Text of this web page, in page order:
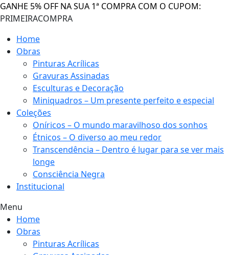
GANHE 5% OFF NA SUA 1ª COMPRA COM O CUPOM:
PRIMEIRACOMPRA
Home
Obras
Pinturas Acrílicas
Gravuras Assinadas
Esculturas e Decoração
Miniquadros – Um presente perfeito e especial
Coleções
Oníricos – O mundo maravilhoso dos sonhos
Étnicos – O diverso ao meu redor
Transcendência – Dentro é lugar para se ver mais
longe
Consciência Negra
Institucional
Menu
Home
Obras
Pinturas Acrílicas